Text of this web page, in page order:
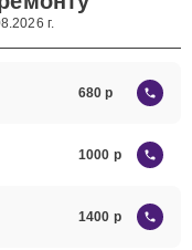
г.
680
1000
1400